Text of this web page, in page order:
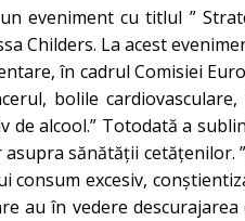
eveniment cu titlul ”
Childers. La acest
în cadrul Comisiei
bolile
alcool.” Totodată a
sănătății cetățenilor.
excesiv,
au în vedere descurajarea